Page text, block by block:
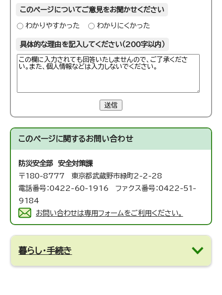
このページについてご意見をお聞かせください
わかりやすかった わかりにくかった
具体的な理由を記入してください（200字以内）
送信
このページに関するお問い合わせ
防災安全部 安全対策課
〒180-8777 東京都武蔵野市緑町2-2-28
電話番号：0422-60-1916 ファクス番号：0422-51-
9184
お問い合わせは専用フォームをご利用ください。
暮らし・手続き